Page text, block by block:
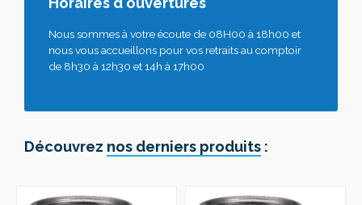
Nous sommes à votre écoute de 08H00 à 18h00 et
nous vous accueillons pour vos retraits au comptoir
de 8h30 à 12h30 et 14h à 17h00
Découvrez nos derniers produits :